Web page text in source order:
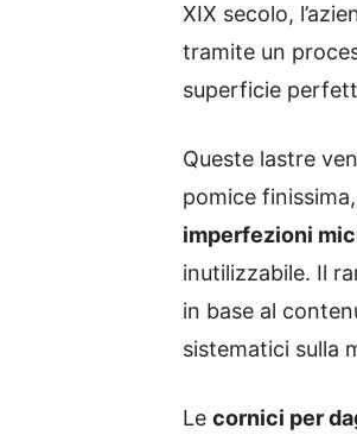
XIX secolo,
tramite un
superficie
Queste lastre
pomice
imperfezioni
inutilizzabile. Il
in base al
sistematici sulla
Le cornici per